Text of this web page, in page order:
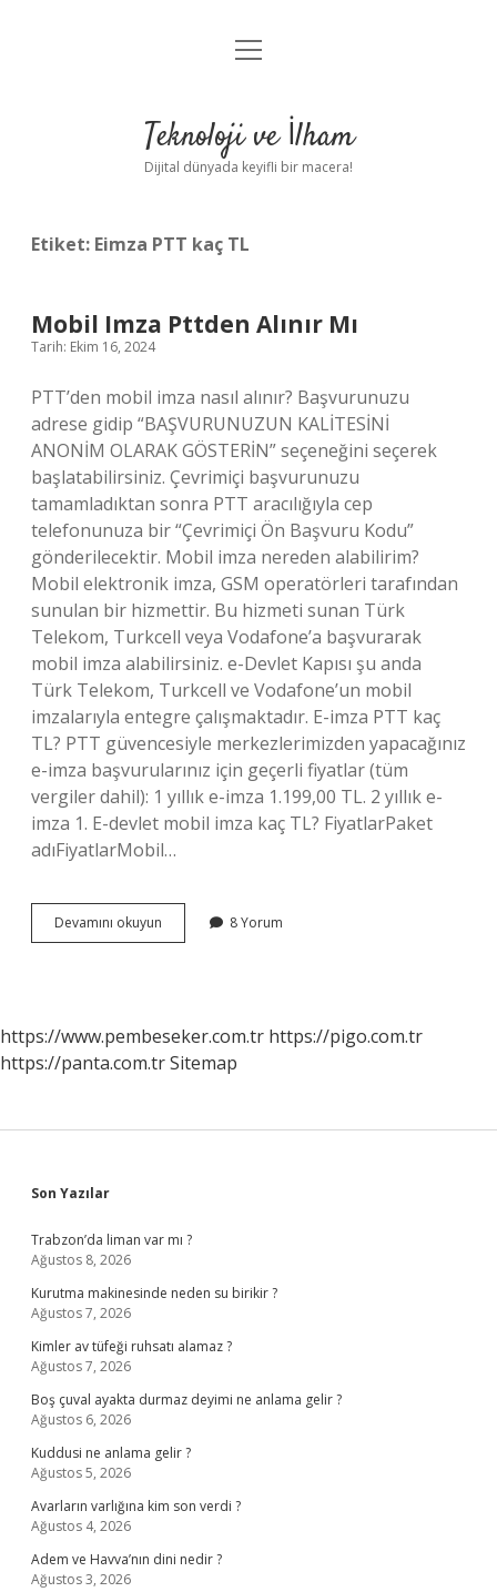
Anasayfa
Yasal Uyarı
menüyü
Teknoloji ve İlham
Dijital dünyada keyifli bir macera!
Etiket: Eimza PTT kaç TL
Mobil Imza Pttden Alınır Mı
Tarih: Ekim 16, 2024
PTT’den mobil imza nasıl alınır? Başvurunuzu
adrese gidip “BAŞVURUNUZUN KALİTESİNİ
ANONİM OLARAK GÖSTERİN” seçeneğini seçerek
başlatabilirsiniz. Çevrimiçi başvurunuzu
tamamladıktan sonra PTT aracılığıyla cep
telefonunuza bir “Çevrimiçi Ön Başvuru Kodu”
gönderilecektir. Mobil imza nereden alabilirim?
Mobil elektronik imza, GSM operatörleri tarafından
sunulan bir hizmettir. Bu hizmeti sunan Türk
Telekom, Turkcell veya Vodafone’a başvurarak
mobil imza alabilirsiniz. e-Devlet Kapısı şu anda
Türk Telekom, Turkcell ve Vodafone’un mobil
imzalarıyla entegre çalışmaktadır. E-imza PTT kaç
TL? PTT güvencesiyle merkezlerimizden yapacağınız
e-imza başvurularınız için geçerli fiyatlar (tüm
vergiler dahil): 1 yıllık e-imza 1.199,00 TL. 2 yıllık e-
imza 1. E-devlet mobil imza kaç TL? FiyatlarPaket
adıFiyatlarMobil…
Devamını okuyun
Imza
8 Yorum
https://www.pembeseker.com.tr https://pigo.com.tr
https://panta.com.trSitemap
Sidebar
Son Yazılar
Trabzon’da liman var mı ?
Ağustos 8, 2026
Kurutma makinesinde neden su birikir ?
Ağustos 7, 2026
Kimler av tüfeği ruhsatı alamaz ?
Ağustos 7, 2026
Boş çuval ayakta durmaz deyimi ne anlama gelir ?
Ağustos 6, 2026
Kuddusi ne anlama gelir ?
Ağustos 5, 2026
Avarların varlığına kim son verdi ?
Ağustos 4, 2026
Adem ve Havva’nın dini nedir ?
Ağustos 3, 2026